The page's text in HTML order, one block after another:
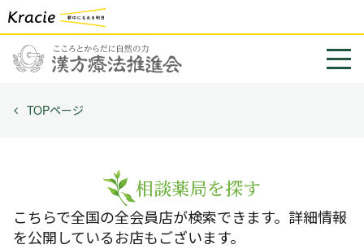
TOPページ
相談薬局を探す
こちらで全国の全会員店が検索できます。詳細情報
を公開しているお店もございます。